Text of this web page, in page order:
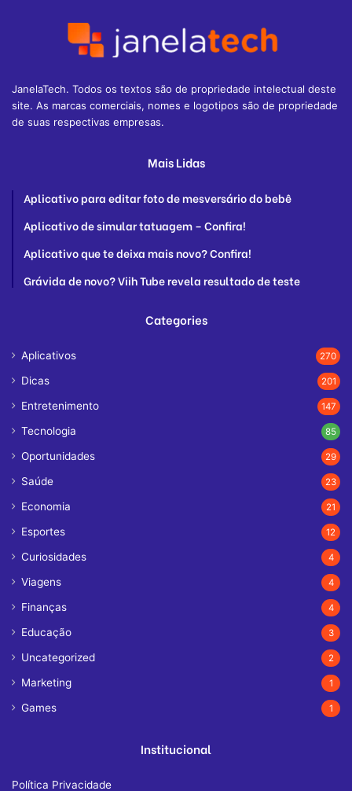
JanelaTech. Todos os textos são de propriedade intelectual deste
site. As marcas comerciais, nomes e logotipos são de propriedade
de suas respectivas empresas.
Mais Lidas
Aplicativo para editar foto de mesversário do bebê
Aplicativo de simular tatuagem – Confira!
Aplicativo que te deixa mais novo? Confira!
Grávida de novo? Viih Tube revela resultado de teste
Categories
Aplicativos 270
Dicas 201
Entretenimento 147
Tecnologia 85
Oportunidades 29
Saúde 23
Economia 21
Esportes 12
Curiosidades 4
Viagens 4
Finanças 4
Educação 3
Uncategorized 2
Marketing 1
Games 1
Institucional
Política Privacidade